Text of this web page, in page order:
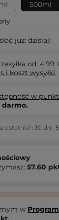
500ml
już: dzisiaj!
od: 4,99
i koszt wysyłki.
w
darmo.
ostatnich 30 dni:
57.60
w